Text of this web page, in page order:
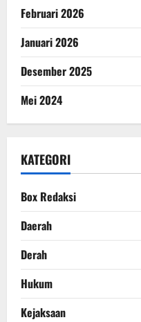
Februari 2026
Januari 2026
Desember 2025
Mei 2024
KATEGORI
Box Redaksi
Daerah
Derah
Hukum
Kejaksaan